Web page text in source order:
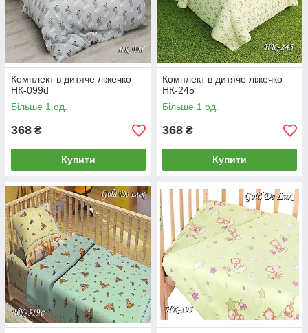
Комплект в дитяче ліжечко
НК-099d
Більше 1 од.
368 ₴
Купити
Комплект в дитяче ліжечко
НК-245
Більше 1 од.
368 ₴
Купити